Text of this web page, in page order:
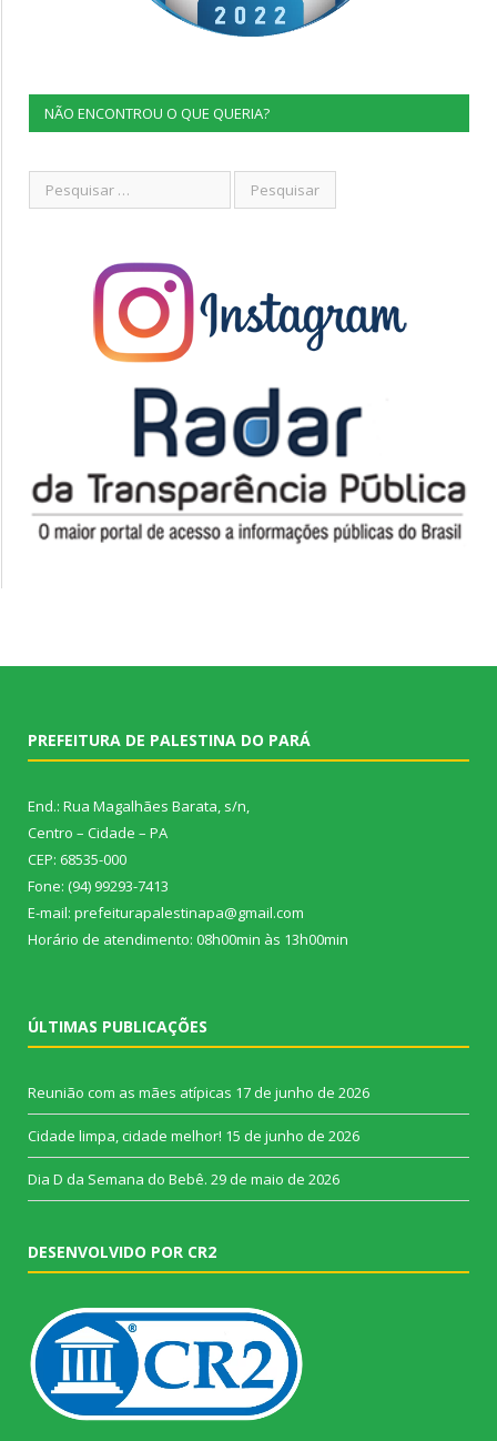
NÃO ENCONTROU O QUE QUERIA?
PREFEITURA DE PALESTINA DO PARÁ
End.: Rua Magalhães Barata, s/n,
Centro – Cidade – PA
CEP: 68535-000
Fone: (94) 99293-7413
E-mail: prefeiturapalestinapa@gmail.com
Horário de atendimento: 08h00min às 13h00min
ÚLTIMAS PUBLICAÇÕES
Reunião com as mães atípicas 17 de junho de 2026
Cidade limpa, cidade melhor! 15 de junho de 2026
Dia D da Semana do Bebê. 29 de maio de 2026
DESENVOLVIDO POR CR2